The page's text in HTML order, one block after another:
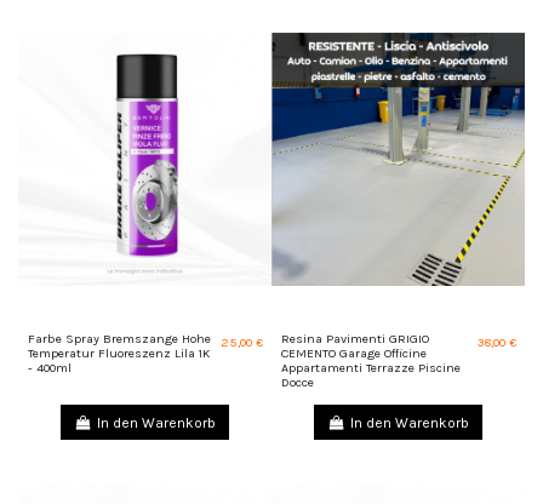
Farbe Spray Bremszange Hohe
Temperatur Fluoreszenz Lila 1K
- 400ml
25,00 €
In den Warenkorb
Resina Pavimenti GRIGIO
CEMENTO Garage Officine
Appartamenti Terrazze Piscine
Docce
38,00 €
In den Warenkorb